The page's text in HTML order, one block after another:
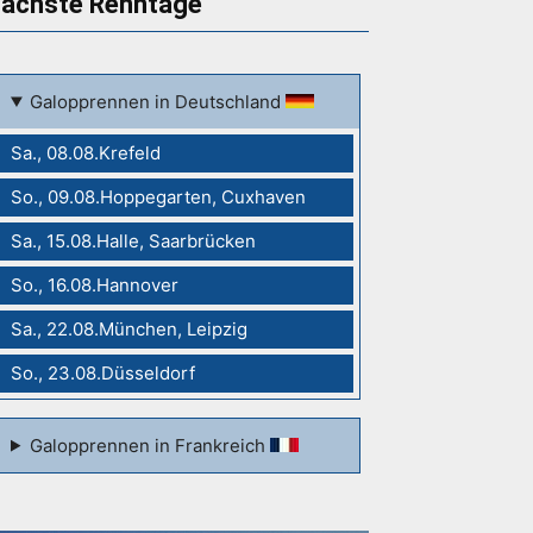
Galopprennen in Deutschland
Sa., 08.08.Krefeld
So., 09.08.Hoppegarten, Cuxhaven
Sa., 15.08.Halle, Saarbrücken
So., 16.08.Hannover
Sa., 22.08.München, Leipzig
So., 23.08.Düsseldorf
Galopprennen in Frankreich